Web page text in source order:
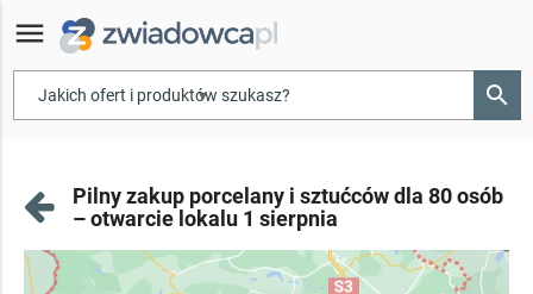
menu
▾ search
Pilny zakup porcelany i sztućców dla 80 osób
– otwarcie lokalu 1 sierpnia